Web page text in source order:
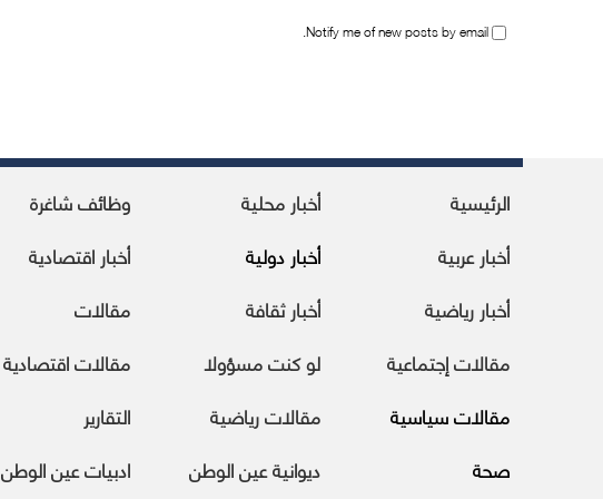
Notify me of new posts by email.
الرئيسية أخبار محلية
وظائف شاغرة
أخبار عربية
أخبار دولية
أخبار اقتصادية
أخبار رياضية
أخبار ثقافة
مقالات
مقالات إجتماعية
لو كنت مسؤولا
مقالات اقتصادية
مقالات سياسية
مقالات رياضية
التقارير
صحة
ديوانية عين الوطن ادبيات عين الوطن